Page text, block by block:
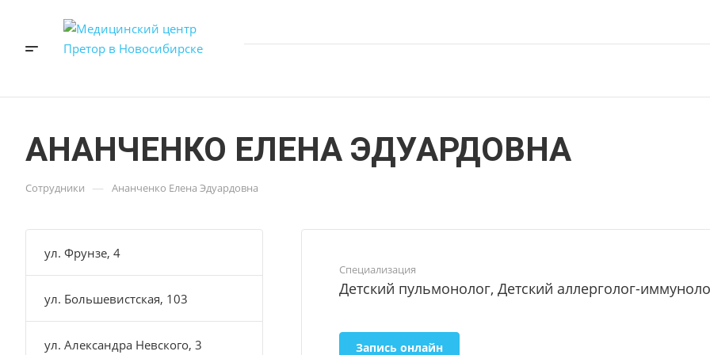
АНАНЧЕНКО ЕЛЕНА ЭДУАРДОВНА
Сотрудники — Ананченко Елена Эдуардовна
Специализация
Детский пульмонолог, Детский аллерголог-
Запись онлайн
ул. Фрунзе, 4
ул. Большевистская, 103
ул. Александра Невского, 3